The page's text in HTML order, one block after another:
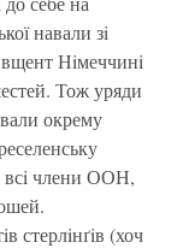
навали зi
Нiмеччинi
Тож уряди
окрему
всi члени ООН,
стерлiнґiв (хоч